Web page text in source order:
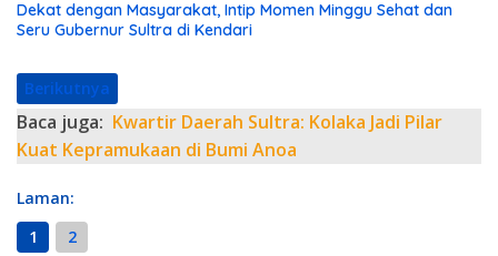
Dekat dengan Masyarakat, Intip Momen Minggu Sehat dan
Seru Gubernur Sultra di Kendari
Berikutnya
Baca juga: Kwartir Daerah Sultra: Kolaka Jadi Pilar
Kuat Kepramukaan di Bumi Anoa
Laman:
1
2